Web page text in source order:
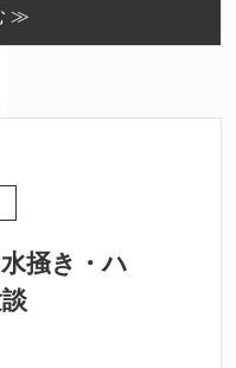
≫
掻き・ハ